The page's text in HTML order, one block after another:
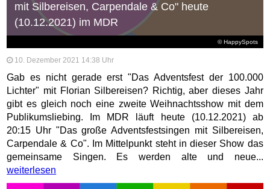
© HappySpots
mit Silbereisen, Carpendale & Co" heute
(10.12.2021) im MDR
10. Dezember 2021 14:38 Uhr
Gab es nicht gerade erst "Das Adventsfest der 100.000
Lichter" mit Florian Silbereisen? Richtig, aber dieses Jahr
gibt es gleich noch eine zweite Weihnachtsshow mit dem
Publikumsliebing. Im MDR läuft heute (10.12.2021) ab
20:15 Uhr "Das große Adventsfestsingen mit Silbereisen,
Carpendale & Co". Im Mittelpunkt steht in dieser Show das
gemeinsame Singen. Es werden alte und neue...
weiterlesen